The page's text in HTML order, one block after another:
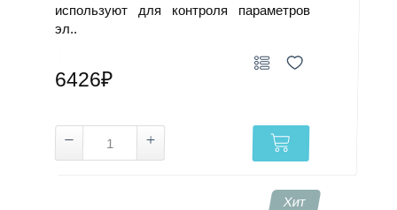
используют для контроля параметров
эл..
6426₽
Хит